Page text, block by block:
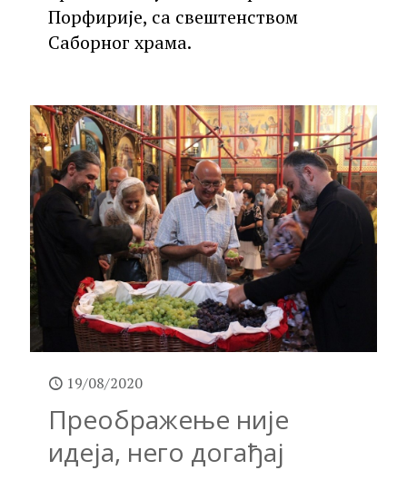
Порфирије, са свештенством
Саборног храма.
19/08/2020
Преображење није
идеја, него догађај